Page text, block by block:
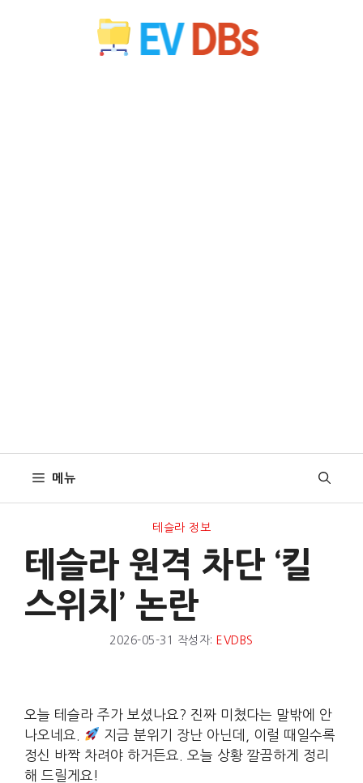
메뉴
테슬라 정보
테슬라 원격 차단 ‘킬
스위치’ 논란
2026-05-31 작성자: EVDBS
오늘 테슬라 주가 보셨나요? 진짜 미쳤다는 말밖에 안
나오네요.
지금 분위기 장난 아닌데, 이럴 때일수록
정신 바짝 차려야 하거든요. 오늘 상황 깔끔하게 정리
해 드릴게요!